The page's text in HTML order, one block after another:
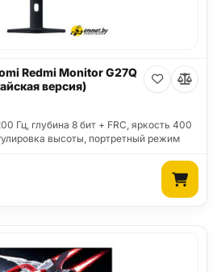
Redmi Monitor G27Q
версия)
Гц, глубина 8 бит + FRC, яркость 400
высоты, портретный режим